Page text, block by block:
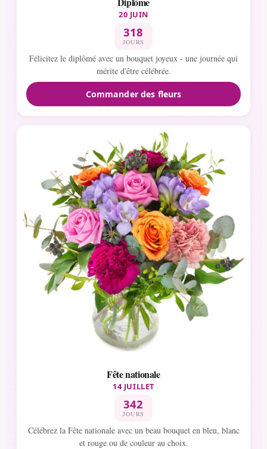
20 JUIN
318
JOURS
Félicitez le diplômé avec un bouquet joyeux - une journée qui
mérite d'être célébrée.
Commander des fleurs
Fête nationale
14 JUILLET
342
JOURS
Célébrez la Fête nationale avec un beau bouquet en bleu, blanc
et rouge ou de couleur au choix.